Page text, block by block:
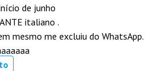
de junho
italiano .
mesmo me excluiu do WhatsApp.